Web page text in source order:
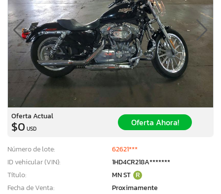
Oferta Actual
$0 USD
Oferta Ahora!
Número de lote:
62621***
ID vehicular (VIN):
1HD4CR218A*******
Título:
MN ST R
Fecha de Venta:
Proximamente